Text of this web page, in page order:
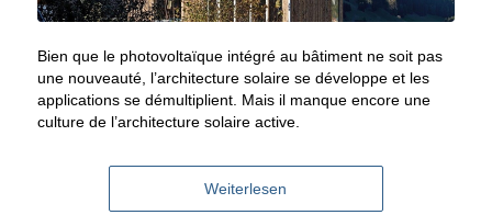
Bien que le photovoltaïque intégré au bâtiment ne soit pas
une nouveauté, l’architecture solaire se développe et les
applications se démultiplient. Mais il manque encore une
culture de l’architecture solaire active.
Weiterlesen